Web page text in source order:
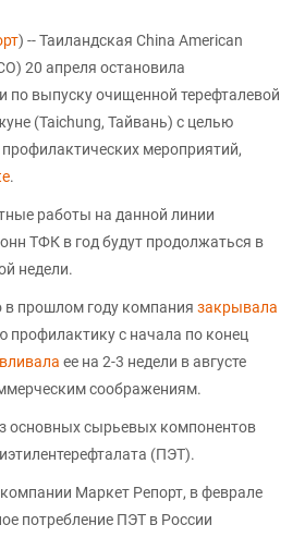
) -- Таиландская China American
20 апреля остановила
по выпуску очищенной терефталевой
(Taichung, Тайвань) с целью
мероприятий,
.
работы на данной линии
ТФК в год будут продолжаться в
недели.
в прошлом году компания закрывала
профилактику с начала по конец
ее на 2-3 недели в августе
соображениям.
основных сырьевых компонентов
(ПЭТ).
компании Маркет Репорт, в феврале
потребление ПЭТ в России